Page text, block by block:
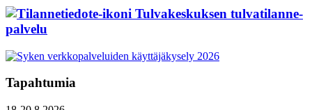
Tulvakeskuksen tulvatilanne­
palvelu
Tapahtumia